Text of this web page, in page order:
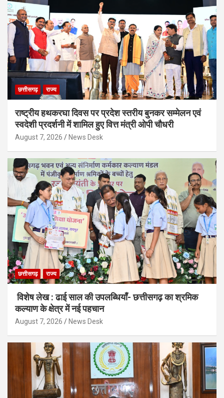
छत्तीसगढ़ राज्य
राष्ट्रीय हथकरघा दिवस पर प्रदेश स्तरीय बुनकर सम्मेलन एवं
स्वदेशी प्रदर्शनी में शामिल हुए वित्त मंत्री ओपी चौधरी
August 7, 2026 News Desk
छत्तीसगढ़ राज्य
विशेष लेख : ढाई साल की उपलब्धियाँ- छत्तीसगढ़ का श्रमिक
कल्याण के क्षेत्र में नई पहचान
August 7, 2026 News Desk